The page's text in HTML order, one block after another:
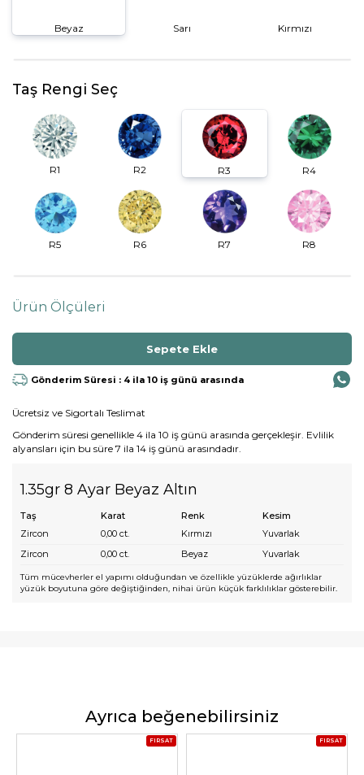
Beyaz Sarı Kırmızı
Taş Rengi Seç
R1 R2 R3 R4
R5 R6 R7 R8
Ürün Ölçüleri
Gönderim Süresi : 4 ila 10 iş günü arasında
Ücretsiz ve Sigortalı Teslimat
Gönderim süresi genellikle 4 ila 10 iş günü arasında gerçekleşir. Evlilik
alyansları için bu süre 7 ila 14 iş günü arasındadır.
1.35gr 8 Ayar Beyaz Altın
Taş Karat Renk
Kesim
Zircon
0,00 ct. Kırmızı
Yuvarlak
Zircon
0,00 ct. Beyaz Yuvarlak
Tüm mücevherler el yapımı olduğundan ve özellikle yüzüklerde ağırlıklar
yüzük boyutuna göre değiştiğinden, nihai ürün küçük farklılıklar gösterebilir.
Ayrıca beğenebilirsiniz
FIRSAT FIRSAT